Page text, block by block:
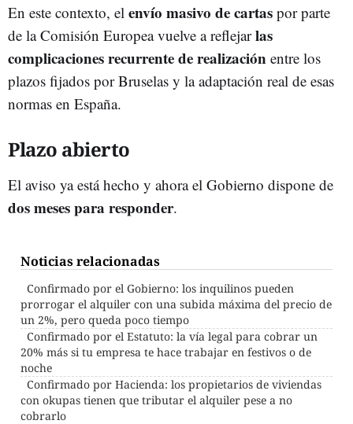
En este contexto, el envío masivo de cartas por parte
de la Comisión Europea vuelve a reflejarlas
complicaciones recurrente de realización entre los
plazos fijados por Bruselas y la adaptación real de esas
normas en España.
Plazo abierto
El aviso ya está hecho y ahora el Gobierno dispone de
dos meses para responder.
Noticias relacionadas
Confirmado por el Gobierno: los inquilinos pueden
prorrogar el alquiler con una subida máxima del precio de
un 2%, pero queda poco tiempo
Confirmado por el Estatuto: la vía legal para cobrar un
20% más si tu empresa te hace trabajar en festivos o de
noche
Confirmado por Hacienda: los propietarios de viviendas
con okupas tienen que tributar el alquiler pese a no
cobrarlo